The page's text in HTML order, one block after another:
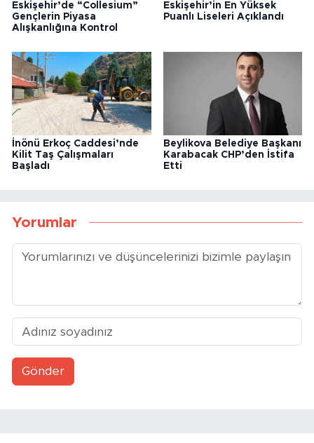
Eskişehir’de “Collesium”
Gençlerin Piyasa
Alışkanlığına Kontrol
Eskişehir’in En Yüksek
Puanlı Liseleri Açıklandı
İnönü Erkoç Caddesi’nde
Kilit Taş Çalışmaları
Başladı
Beylikova Belediye Başkanı
Karabacak CHP’den İstifa
Etti
Yorumlar
Gönder